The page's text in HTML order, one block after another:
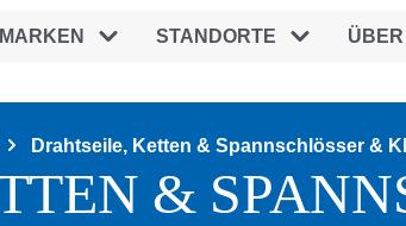
MARKEN STANDORTE
Drahtseile, Ketten & Spannschlösser &
&